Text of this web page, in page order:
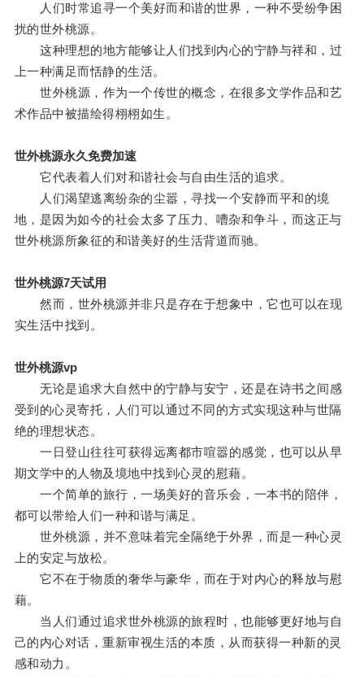
人们时常追寻一个美好而和谐的世界，一种不受纷争困
扰的世外桃源。
这种理想的地方能够让人们找到内心的宁静与祥和，过
上一种满足而恬静的生活。
世外桃源，作为一个传世的概念，在很多文学作品和艺
术作品中被描绘得栩栩如生。
世外桃源永久免费加速
它代表着人们对和谐社会与自由生活的追求。
人们渴望逃离纷杂的尘嚣，寻找一个安静而平和的境
地，是因为如今的社会太多了压力、嘈杂和争斗，而这正与
世外桃源所象征的和谐美好的生活背道而驰。
世外桃源7天试用
然而，世外桃源并非只是存在于想象中，它也可以在现
实生活中找到。
世外桃源vp
无论是追求大自然中的宁静与安宁，还是在诗书之间感
受到的心灵寄托，人们可以通过不同的方式实现这种与世隔
绝的理想状态。
一日登山往往可获得远离都市喧嚣的感觉，也可以从早
期文学中的人物及境地中找到心灵的慰藉。
一个简单的旅行，一场美好的音乐会，一本书的陪伴，
都可以带给人们一种和谐与满足。
世外桃源，并不意味着完全隔绝于外界，而是一种心灵
上的安定与放松。
它不在于物质的奢华与豪华，而在于对内心的释放与慰
藉。
当人们通过追求世外桃源的旅程时，也能够更好地与自
己的内心对话，重新审视生活的本质，从而获得一种新的灵
感和动力。